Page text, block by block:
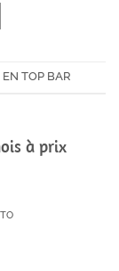
TOP BAR
à prix